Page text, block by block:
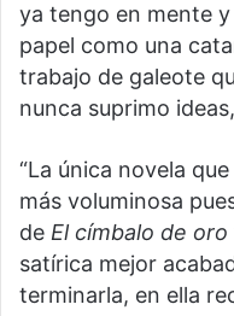
ya tengo en mente
papel como una
trabajo de galeote
nunca suprimo
“La única novela
más voluminosa
de El címbalo de oro
satírica mejor
terminarla, en ella